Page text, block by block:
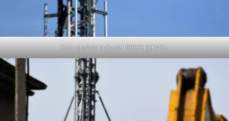
Stare moduły radiowe 1800/2100 MHz